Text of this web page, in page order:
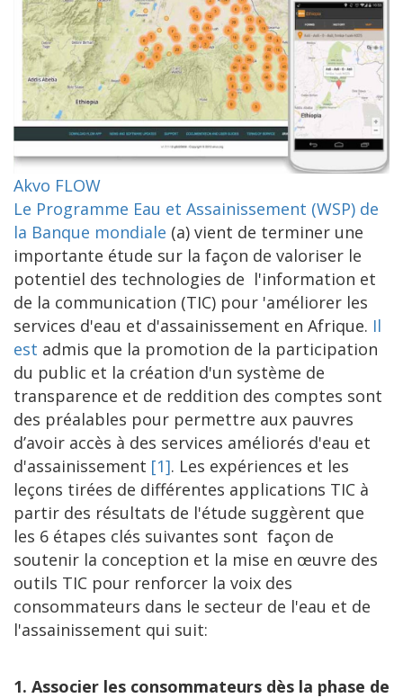
Akvo FLOW
Le Programme Eau et Assainissement (WSP) de
la Banque mondiale (a) vient de terminer une
importante étude sur la façon de valoriser le
potentiel des technologies de l'information et
de la communication (TIC) pour 'améliorer les
services d'eau et d'assainissement en Afrique. Il
est admis que la promotion de la participation
du public et la création d'un système de
transparence et de reddition des comptes sont
des préalables pour permettre aux pauvres
d’avoir accès à des services améliorés d'eau et
d'assainissement [1]. Les expériences et les
leçons tirées de différentes applications TIC à
partir des résultats de l'étude suggèrent que
les 6 étapes clés suivantes sont façon de
soutenir la conception et la mise en œuvre des
outils TIC pour renforcer la voix des
consommateurs dans le secteur de l'eau et de
l'assainissement qui suit:
1. Associer les consommateurs dès la phase de